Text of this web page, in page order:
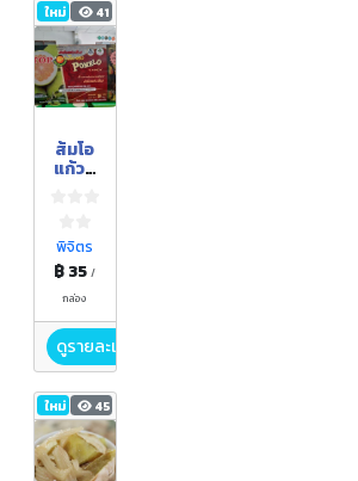
ใหม่ 41
ส้มโอ
แก้วสี่
พิจิตร
฿ 35/
กล่อง
ดูรายละเอียด
ใหม่ 45